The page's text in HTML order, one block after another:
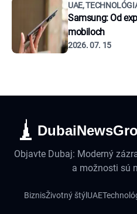
UAE,
Samsung: Od
mobiloch
2026. 07. 15
Objavte Dubaj: Moderný
a možnosti sú
BiznisŽivotný štýl UAE